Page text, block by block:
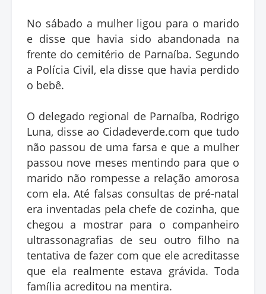
No sábado a mulher ligou para o marido
e disse que havia sido abandonada na
frente do cemitério de Parnaíba. Segundo
a Polícia Civil, ela disse que havia perdido
o bebê.
O delegado regional de Parnaíba, Rodrigo
Luna, disse ao Cidadeverde.com que tudo
não passou de uma farsa e que a mulher
passou nove meses mentindo para que o
marido não rompesse a relação amorosa
com ela. Até falsas consultas de pré-natal
era inventadas pela chefe de cozinha, que
chegou a mostrar para o companheiro
ultrassonagrafias de seu outro filho na
tentativa de fazer com que ele acreditasse
que ela realmente estava grávida. Toda
família acreditou na mentira.